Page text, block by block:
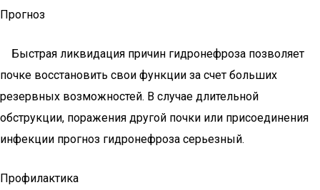
Прогноз
Быстрая ликвидация причин гидронефроза позволяет
почке восстановить свои функции за счет больших
резервных возможностей. В случае длительной
обструкции, поражения другой почки или присоединения
инфекции прогноз гидронефроза серьезный.
Профилактика